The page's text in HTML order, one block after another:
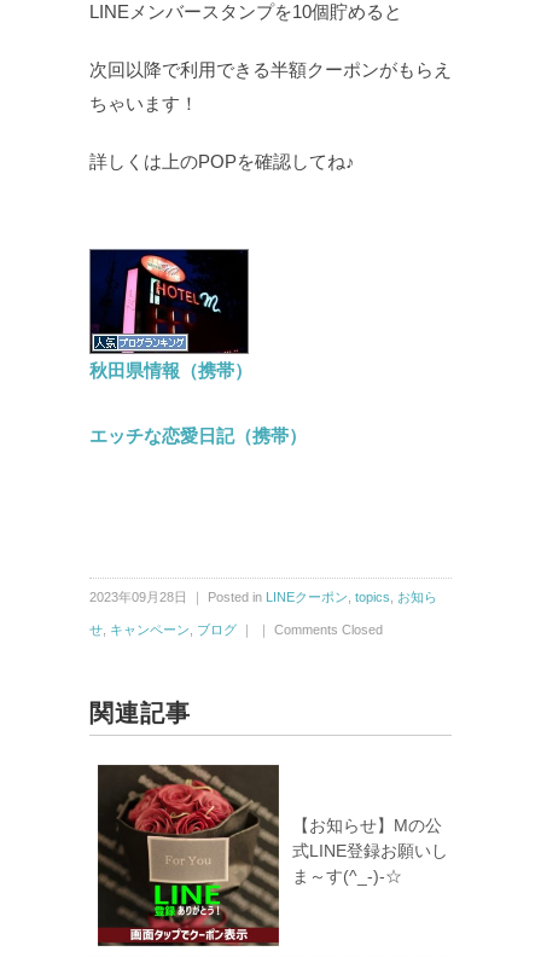
LINEメンバースタンプを10個貯めると
次回以降で利用できる半額クーポンがもらえ
ちゃいます！
詳しくは上のPOPを確認してね♪
秋田県情報（携帯）
エッチな恋愛日記（携帯）
2023年09月28日 ｜ Posted in LINEクーポン topics お知ら
せ キャンペーン ブログ ｜ ｜ Comments Closed
関連記事
【お知らせ】Mの公
式LINE登録お願いし
ま～す(^_-)-☆